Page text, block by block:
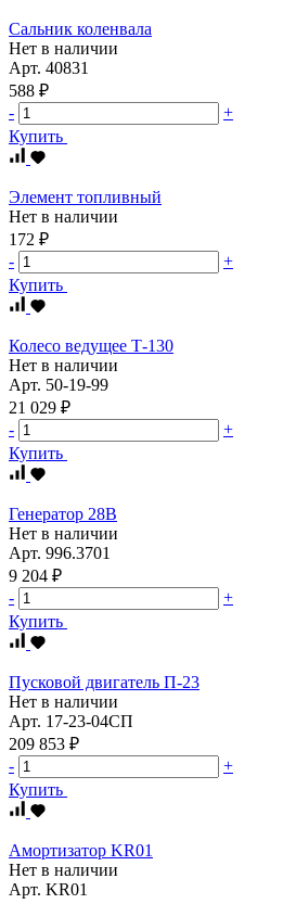
Сальник коленвала
Нет в наличии
Арт. 40831
588 ₽
-
+
Купить
Элемент топливный
Нет в наличии
172 ₽
-
+
Купить
Колесо ведущее Т-130
Нет в наличии
Арт. 50-19-99
21 029 ₽
-
+
Купить
Генератор 28В
Нет в наличии
Арт. 996.3701
9 204 ₽
-
+
Купить
Пусковой двигатель П-23
Нет в наличии
Арт. 17-23-04СП
209 853 ₽
-
+
Купить
Амортизатор KR01
Нет в наличии
Арт. KR01